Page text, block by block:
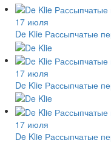
17 июля
De Klie Рассыпчатые
17 июля
De Klie Рассыпчатые
17 июля
De Klie Рассыпчатые